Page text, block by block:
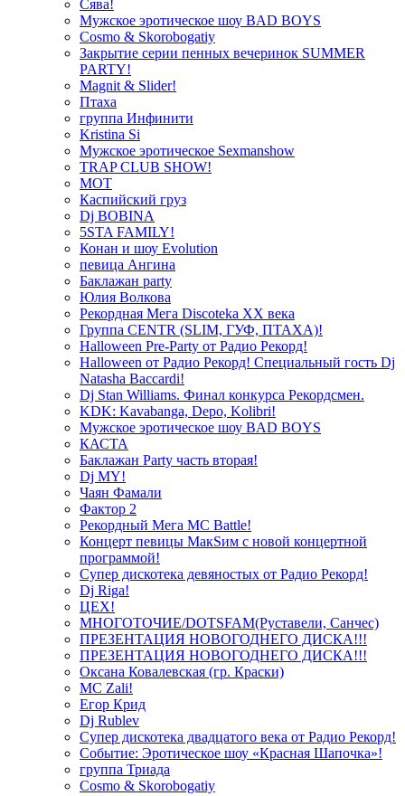
Сява!
Мужское эротическое шоу BAD BOYS
Cosmo & Skorobogatiy
Закрытие серии пенных вечеринок SUMMER
PARTY!
Magnit & Slider!
Птаха
группа Инфинити
Kristina Si
Мужское эротическое Sexmanshow
TRAP CLUB SHOW!
МОТ
Каспийский груз
Dj BOBINA
5STA FAMILY!
Конан и шоу Evolution
певица Ангина
Баклажан party
Юлия Волкова
Рекордная Мега Discoteka XX века
Группа CENTR (SLIM, ГУФ, ПТАХА)!
Halloween Pre-Party от Радио Рекорд!
Halloween от Радио Рекорд! Специальный гость Dj
Natasha Baccardi!
Dj Stan Williams. Финал конкурса Рекордсмен.
KDK: Kavabanga, Depo, Kolibri!
Мужское эротическое шоу BAD BOYS
КАСТА
Баклажан Party часть вторая!
Dj MY!
Чаян Фамали
Фактор 2
Рекордный Мега МС Battle!
Концерт певицы МакSим с новой концертной
программой!
Супер дискотека девяностых от Радио Рекорд!
Dj Riga!
ЦЕХ!
МНОГОТОЧИЕ/DOTSFAM(Руставели, Санчес)
ПРЕЗЕНТАЦИЯ НОВОГОДНЕГО ДИСКА!!!
ПРЕЗЕНТАЦИЯ НОВОГОДНЕГО ДИСКА!!!
Оксана Ковалевская (гр. Краски)
MC Zali!
Егор Крид
Dj Rublev
Супер дискотека двадцатого века от Радио Рекорд!
Событие: Эротическое шоу «Красная Шапочка»!
группа Триада
Cosmo & Skorobogatiy